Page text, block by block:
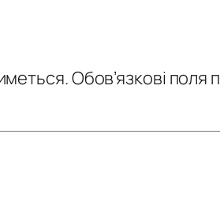
Обов’язкові поля